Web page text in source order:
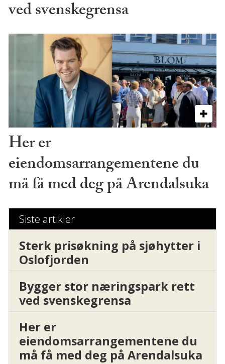
ved svenskegrensa
Her er
eiendomsarrangementene du
må få med deg på Arendalsuka
Siste artikler
Sterk prisøkning på sjøhytter i
Oslofjorden
Bygger stor næringspark rett
ved svenskegrensa
Her er
eiendomsarrangementene du
må få med deg på Arendalsuka